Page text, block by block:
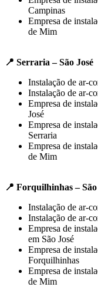
Campinas
Empresa de
de Mim
📍 Serraria – São José
Instalação de ar-
Instalação de ar-
Empresa de
José
Empresa de
Serraria
Empresa de
de Mim
📍 Forquilhinhas – São
Instalação de ar-
Instalação de ar-
Empresa de
em São José
Empresa de
Forquilhinhas
Empresa de
de Mim